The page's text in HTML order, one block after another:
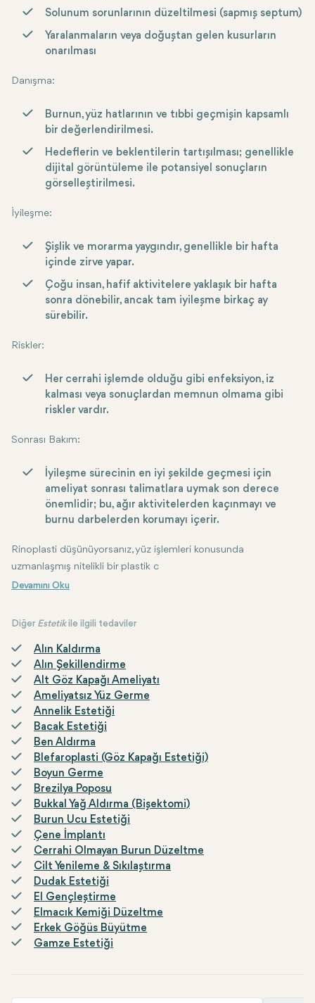
Solunum sorunlarının düzeltilmesi (sapmış septum)
Yaralanmaların veya doğuştan gelen kusurların
onarılması
Danışma:
Burnun, yüz hatlarının ve tıbbi geçmişin kapsamlı
bir değerlendirilmesi.
Hedeflerin ve beklentilerin tartışılması; genellikle
dijital görüntüleme ile potansiyel sonuçların
görselleştirilmesi.
İyileşme:
Şişlik ve morarma yaygındır, genellikle bir hafta
içinde zirve yapar.
Çoğu insan, hafif aktivitelere yaklaşık bir hafta
sonra dönebilir, ancak tam iyileşme birkaç ay
sürebilir.
Riskler:
Her cerrahi işlemde olduğu gibi enfeksiyon, iz
kalması veya sonuçlardan memnun olmama gibi
riskler vardır.
Sonrası Bakım:
İyileşme sürecinin en iyi şekilde geçmesi için
ameliyat sonrası talimatlara uymak son derece
önemlidir; bu, ağır aktivitelerden kaçınmayı ve
burnu darbelerden korumayı içerir.
Rinoplasti düşünüyorsanız, yüz işlemleri konusunda
uzmanlaşmış nitelikli bir plastik c
Diğer Estetikile ilgili tedaviler
Alın Kaldırma
Alın Şekillendirme
Alt Göz Kapağı Ameliyatı
Ameliyatsız Yüz Germe
Annelik Estetiği
Bacak Estetiği
Ben Aldırma
Blefaroplasti (Göz Kapağı Estetiği)
Boyun Germe
Brezilya Poposu
Bukkal Yağ Aldırma (Bişektomi)
Burun Ucu Estetiği
Çene İmplantı
Cerrahi Olmayan Burun Düzeltme
Cilt Yenileme & Sıkılaştırma
Dudak Estetiği
El Gençleştirme
Elmacık Kemiği Düzeltme
Erkek Göğüs Büyütme
Gamze Estetiği